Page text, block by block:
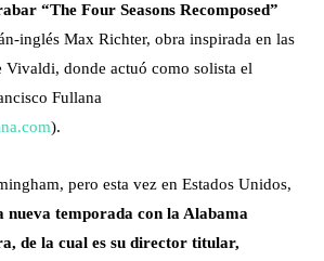
“The Four Seasons Recomposed”
inglés Max Richter, obra inspirada en las
Vivaldi, donde actuó como solista el
Fullana
).
pero esta vez en Estados Unidos,
temporada con la Alabama
de la cual es su director titular,